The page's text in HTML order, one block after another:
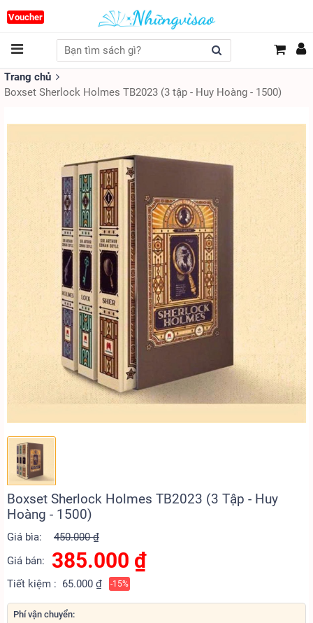
Voucher
Trang chủ
Boxset Sherlock Holmes TB2023 (3 tập - Huy Hoàng - 1500)
Boxset Sherlock Holmes TB2023 (3 Tập - Huy
Hoàng - 1500)
Giá bìa:
450.000 ₫
Giá bán:
385.000 ₫
Tiết kiệm : 65.000 ₫ -15%
Phí vận chuyển: